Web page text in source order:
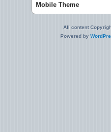
Mobile Theme
All content
Powered by